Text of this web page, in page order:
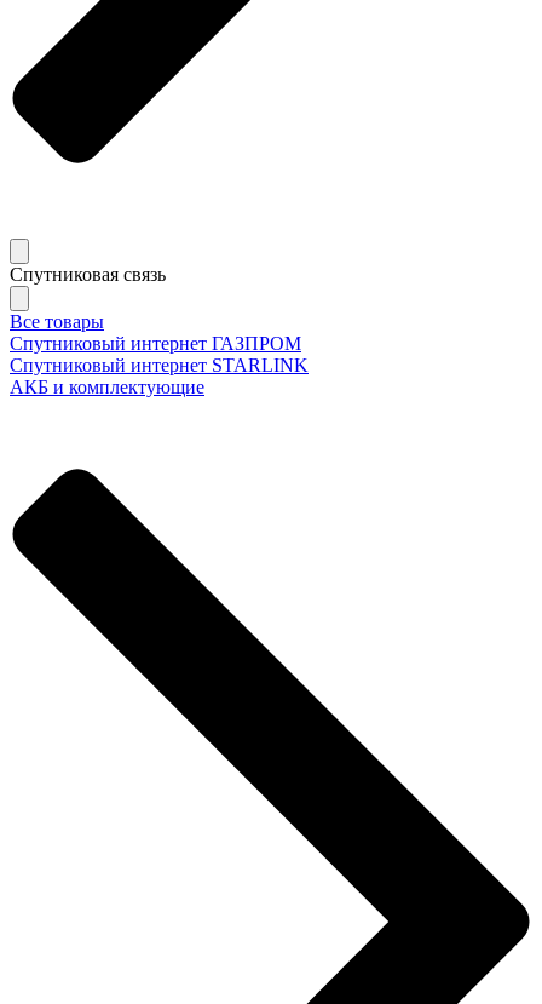
Спутниковая связь
Все товары
Спутниковый интернет ГАЗПРОМ
Спутниковый интернет STARLINK
АКБ и комплектующие